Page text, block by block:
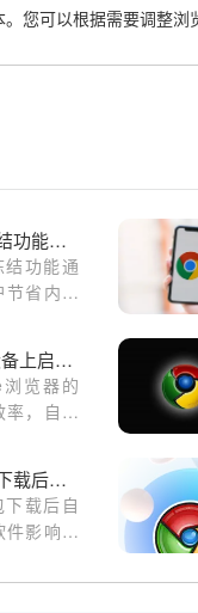
您可以根据需要调整浏
Chrome浏览器多标签页冻结功能实用操作技巧
功能通
省内存
google浏览器如何在安卓设备上启用自动填充
览器的
率，自动
Chrome浏览器下载安装包下载后自动关闭怎么办
载后自
影响。